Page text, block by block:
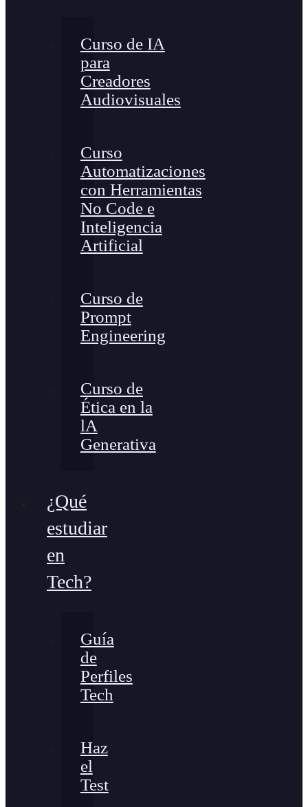
Curso de IA
para
Creadores
Audiovisuales
Curso
Automatizaciones
con Herramientas
No Code e
Inteligencia
Artificial
Curso de
Prompt
Engineering
Curso de
Ética en la
lA
Generativa
¿Qué
estudiar
en
Tech?
Guía
de
Perfiles
Tech
Haz
el
Test